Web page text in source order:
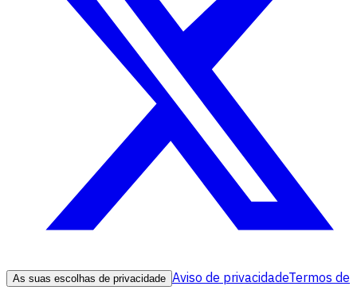
As suas escolhas de privacidade Aviso de privacidadeTermos de